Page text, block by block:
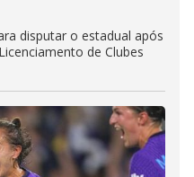
disputar o estadual após
de Clubes